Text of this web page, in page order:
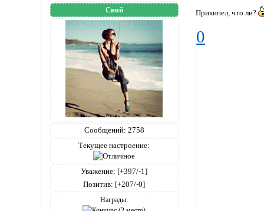
Свой
Сообщений: 2758
Текущее настроение:
Уважение: [+397/-1]
Позитив: [+207/-0]
Награды:
Прикипел, что ли?
0